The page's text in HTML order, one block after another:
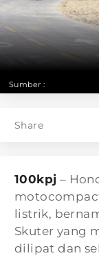
Sumber :
Share
100kpj –
listrik,
Skuter yang
dilipat dan